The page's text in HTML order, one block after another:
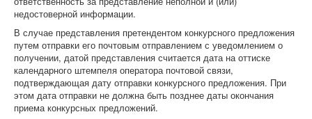
недостоверной информации.
В случае представления претендентом конкурсного предложения
путем отправки его почтовым отправлением с уведомлением о
получении, датой представления считается дата на оттиске
календарного штемпеля оператора почтовой связи,
подтверждающая дату отправки конкурсного предложения. При
этом дата отправки не должна быть позднее даты окончания
приема конкурсных предложений.